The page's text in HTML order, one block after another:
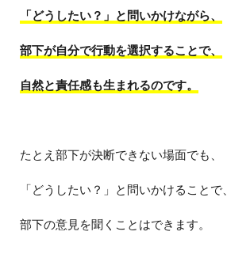
「どうしたい？」と問いかけながら、
部下が自分で行動を選択することで、
自然と責任感も生まれるのです。
たとえ部下が決断できない場面でも、
「どうしたい？」と問いかけることで、
部下の意見を聞くことはできます。